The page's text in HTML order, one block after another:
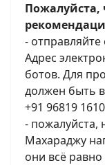
Пожалуйста,
-
Адрес
ботов. Для
должен быть
+91 96819
- пожалуйста,
Махараджу
они всё